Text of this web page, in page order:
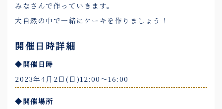
みなさんで作っていきます。
大自然の中で一緒にケーキを作りましょう！
開催日時詳細
◆開催日時
2023年4月2日(日)12:00〜16:00
◆開催場所